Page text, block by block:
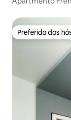
Preferido dos
Preferido dos